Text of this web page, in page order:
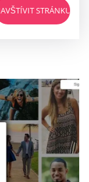
STRÁNKU